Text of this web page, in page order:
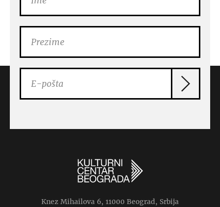
Knez Mihailova 6, 11000 Beograd, Srbija